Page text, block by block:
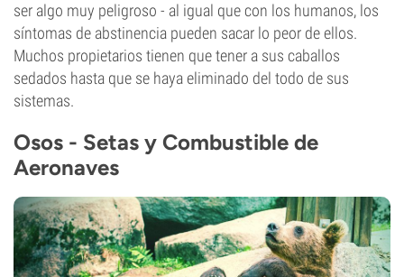
ser algo muy peligroso - al igual que con los humanos, los
síntomas de abstinencia pueden sacar lo peor de ellos.
Muchos propietarios tienen que tener a sus caballos
sedados hasta que se haya eliminado del todo de sus
sistemas.
Osos - Setas y Combustible de
Aeronaves